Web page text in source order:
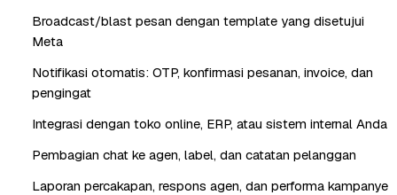
Broadcast/blast pesan dengan template yang disetujui
Meta
Notifikasi otomatis: OTP, konfirmasi pesanan, invoice, dan
pengingat
Integrasi dengan toko online, ERP, atau sistem internal Anda
Pembagian chat ke agen, label, dan catatan pelanggan
Laporan percakapan, respons agen, dan performa kampanye